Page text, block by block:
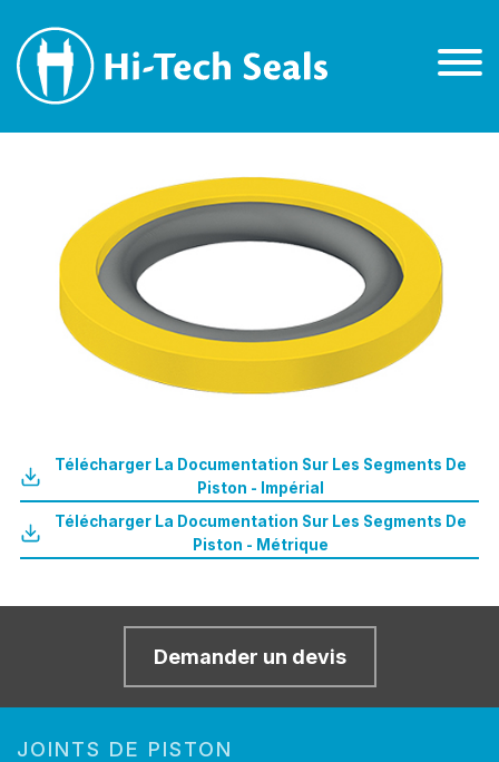
Télécharger La Documentation Sur Les Segments De
Piston - Impérial
Télécharger La Documentation Sur Les Segments De
Piston - Métrique
Demander un devis
JOINTS DE PISTON